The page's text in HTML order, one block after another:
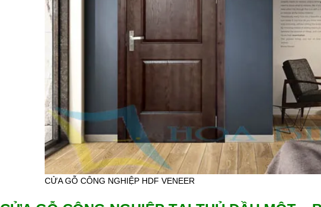
CỬA GỖ CÔNG NGHIỆP HDF VENEER